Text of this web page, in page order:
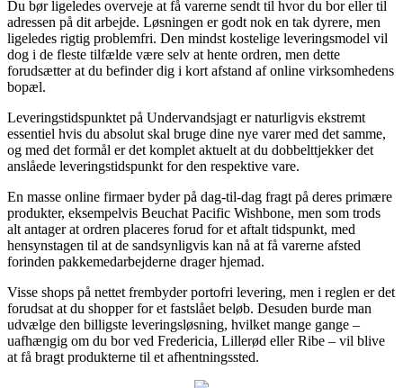
Du bør ligeledes overveje at få varerne sendt til hvor du bor eller til
adressen på dit arbejde. Løsningen er godt nok en tak dyrere, men
ligeledes rigtig problemfri. Den mindst kostelige leveringsmodel vil
dog i de fleste tilfælde være selv at hente ordren, men dette
forudsætter at du befinder dig i kort afstand af online virksomhedens
bopæl.
Leveringstidspunktet på Undervandsjagt er naturligvis ekstremt
essentiel hvis du absolut skal bruge dine nye varer med det samme,
og med det formål er det komplet aktuelt at du dobbelttjekker det
anslåede leveringstidspunkt for den respektive vare.
En masse online firmaer byder på dag-til-dag fragt på deres primære
produkter, eksempelvis Beuchat Pacific Wishbone, men som trods
alt antager at ordren placeres forud for et aftalt tidspunkt, med
hensynstagen til at de sandsynligvis kan nå at få varerne afsted
forinden pakkemedarbejderne drager hjemad.
Visse shops på nettet frembyder portofri levering, men i reglen er det
forudsat at du shopper for et fastslået beløb. Desuden burde man
udvælge den billigste leveringsløsning, hvilket mange gange –
uafhængig om du bor ved Fredericia, Lillerød eller Ribe – vil blive
at få bragt produkterne til et afhentningssted.